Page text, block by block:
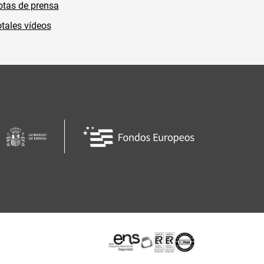
de prensa
vídeos
Certificaciones